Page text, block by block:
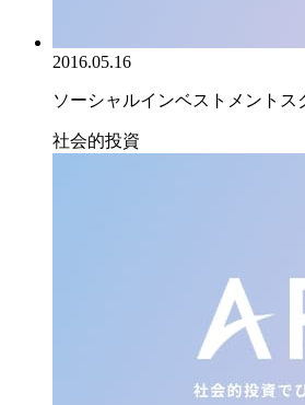
2016.05.16
ソーシャルインベストメントス
社会的投資